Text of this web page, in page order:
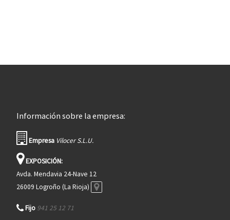
Información sobre la empresa:
Empresa Vilocer S.L.U.
EXPOSICIÓN:
Avda. Mendavia 24-Nave 12
26009 Logroño (La Rioja)
Fijo 941 25 12 71